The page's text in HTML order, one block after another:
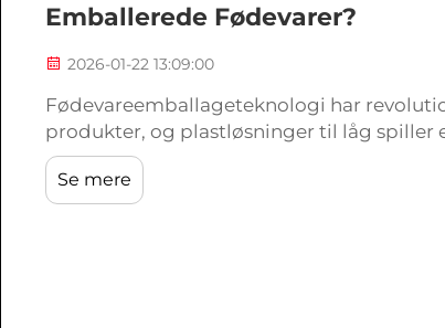
Emballerede Fødevarer?
2026-01-22 13:09:00
Fødevareemballageteknologi har
produkter, og plastløsninger til låg
holdbarheden inden for forskellige
længere vedvarende friskhed, reduceret...
Se mere